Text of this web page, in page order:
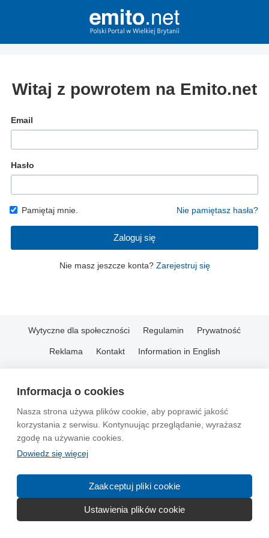
Informacja o cookies
Nasza strona używa plików cookie, aby poprawić jakość
korzystania z serwisu. Kontynuując przeglądanie, wyrażasz
zgodę na używanie cookies.
Dowiedz się więcej
Zaakceptuj pliki cookie
Ustawienia plików cookie
Witaj z powrotem na Emito.net
Email
Hasło
Pamiętaj mnie. Nie pamiętasz hasła?
Zaloguj się
Nie masz jeszcze konta? Zarejestruj się
Wytyczne dla społeczności Regulamin Prywatność
Reklama Kontakt Information in English